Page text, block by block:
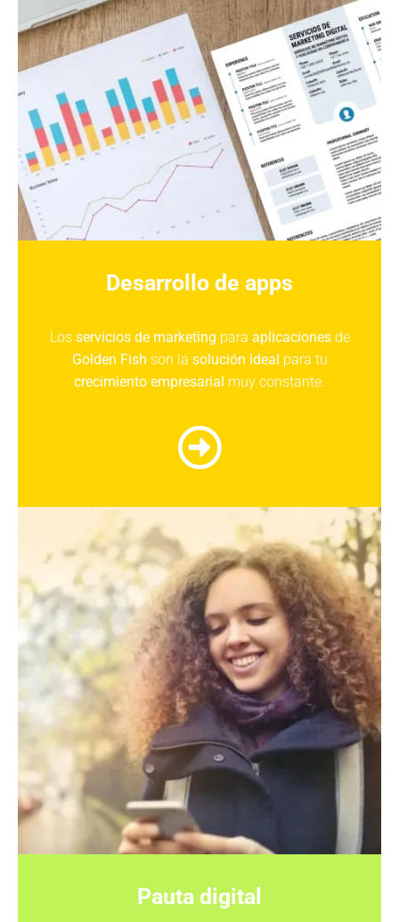
Desarrollo de apps
Los servicios de marketing para aplicacionesde
Golden Fish son la solución ideal para tu
crecimiento empresarial muy constante.
Pauta digital